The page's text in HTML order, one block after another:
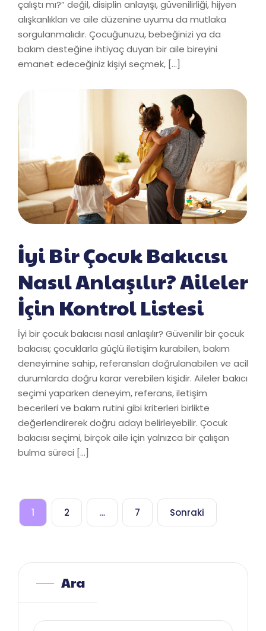
çalıştı mı?” değil, disiplin anlayışı, güvenilirliği, hijyen
alışkanlıkları ve aile düzenine uyumu da mutlaka
sorgulanmalıdır. Çocuğunuzu, bebeğinizi ya da
bakım desteğine ihtiyaç duyan bir aile bireyini
emanet edeceğiniz kişiyi seçmek, […]
İyi Bir Çocuk Bakıcısı
Nasıl Anlaşılır? Aileler
İçin Kontrol Listesi
İyi bir çocuk bakıcısı nasıl anlaşılır? Güvenilir bir çocuk
bakıcısı; çocuklarla güçlü iletişim kurabilen, bakım
deneyimine sahip, referansları doğrulanabilen ve acil
durumlarda doğru karar verebilen kişidir. Aileler bakıcı
seçimi yaparken deneyim, referans, iletişim
becerileri ve bakım rutini gibi kriterleri birlikte
değerlendirerek doğru adayı belirleyebilir. Çocuk
bakıcısı seçimi, birçok aile için yalnızca bir çalışan
bulma süreci […]
Yazı
sayfalandırması
1 2 … 7 Sonraki
Ara